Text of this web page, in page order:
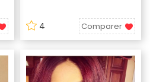
4 Comparer